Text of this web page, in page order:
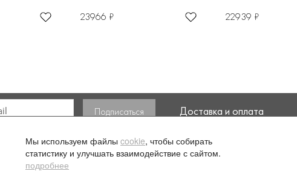
23966 ₽ 22939 ₽
на обработку моих
Доставка и оплата
Мы используем файлы cookie, чтобы собирать
статистику и улучшать взаимодействие с сайтом.
подробнее